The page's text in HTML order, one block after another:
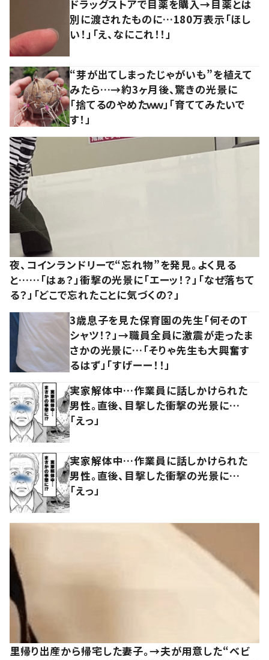
ドラッグストアで目薬を購入→目薬とは
別に渡されたものに…180万表示「ほし
い！」「え、なにこれ！！」
“芽が出てしまったじゃがいも”を植えて
みたら…→約3ヶ月後、驚きの光景に
「捨てるのやめたｗｗ」「育ててみたいで
す！」
夜、コインランドリーで“忘れ物”を発見。よく見る
と……「はぁ？」衝撃の光景に「エーッ！？」「なぜ落ちて
る？」「どこで忘れたことに気づくの？」
3歳息子を見た保育園の先生「何そのT
シャツ！？」→職員全員に激震が走ったま
さかの光景に…「そりゃ先生も大興奮す
るはず」「すげーー！！」
実家解体中…作業員に話しかけられた
男性。直後、目撃した衝撃の光景に…
「えっ」
実家解体中…作業員に話しかけられた
男性。直後、目撃した衝撃の光景に…
「えっ」
里帰り出産から帰宅した妻子。→夫が用意した“ベビ